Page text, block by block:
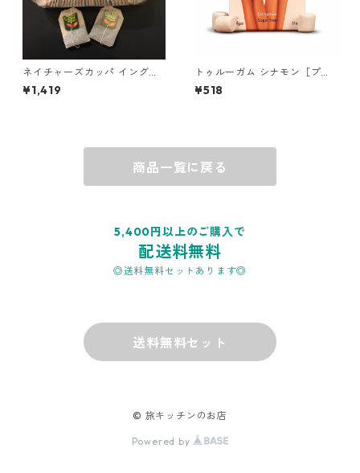
ネイチャーズカッパ イングリ
ッシュブレックファースト 60
ティーバッグ ＊外箱なし
¥1,419
トゥルーガム シナモン［プラ
スチックフリー＆プラントベ
ース チューインガム］ 1個
¥518
商品一覧に戻る
5,400円以上のご購入で
配送料無料
◎送料無料セットあります◎
送料無料セット
© 旅キッチンのお店
Powered by